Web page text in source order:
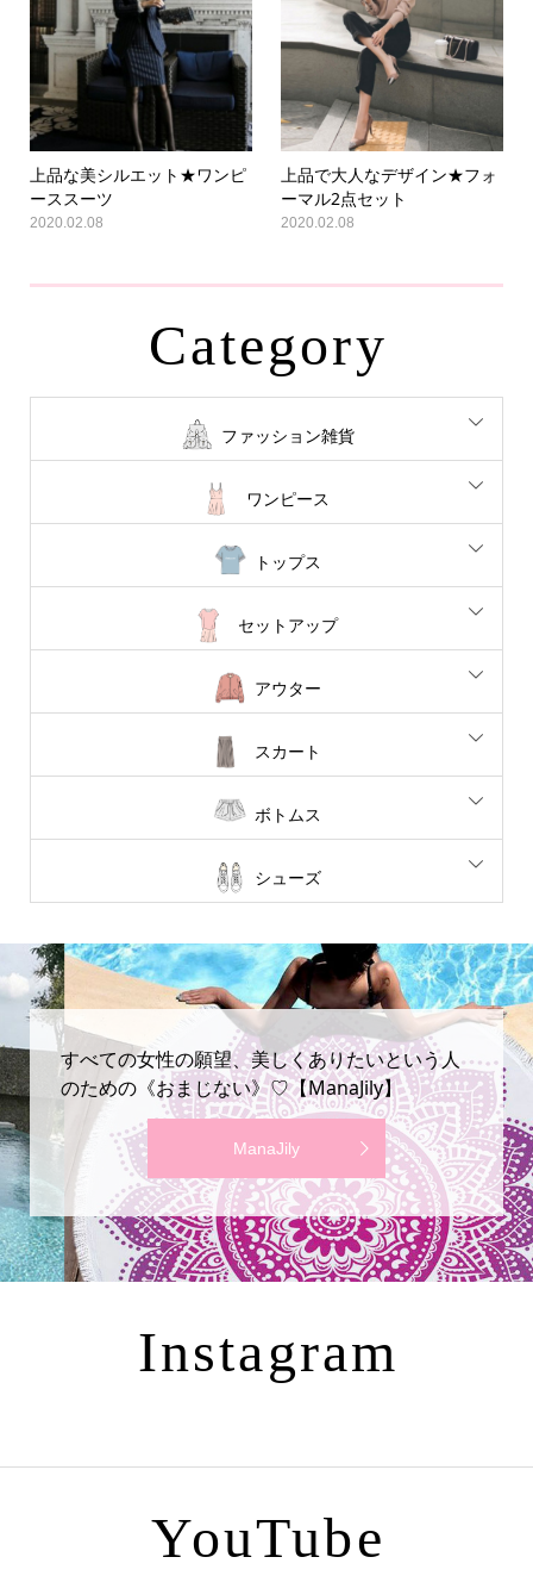
上品な美シルエット★ワンピ
ーススーツ
2020.02.08
上品で大人なデザイン★フォ
ーマル2点セット
2020.02.08
Category
ファッション雑貨
ワンピース
トップス
セットアップ
アウター
スカート
ボトムス
シューズ
すべての女性の願望、美しくありたいという人
のための《おまじない》♡【ManaJily】
ManaJily
Instagram
YouTube